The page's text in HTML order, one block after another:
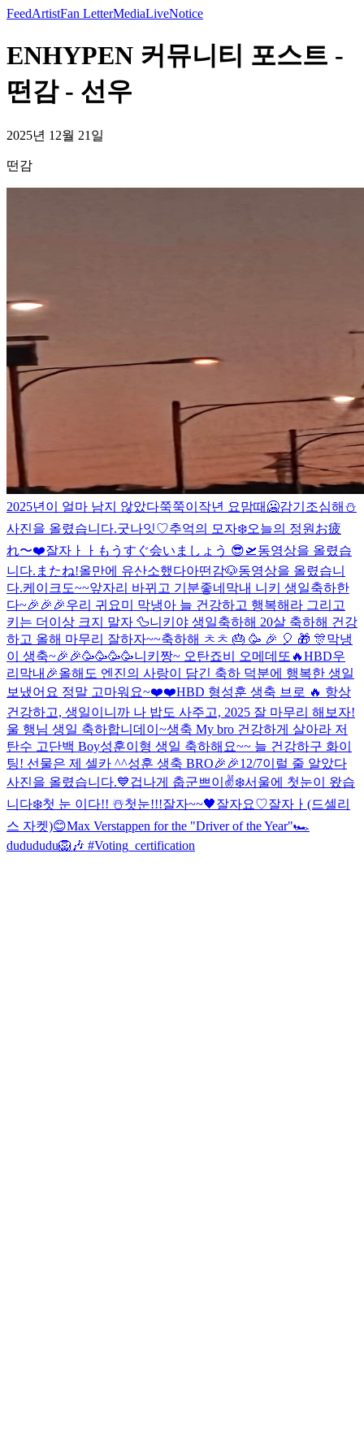
FeedArtistFan LetterMediaLiveNotice
ENHYPEN 커뮤니티 포스트 -
떤감 - 선우
2025년 12월 21일
떤감
2025년이 얼마 남지 않았다쭉쭉이 작년 요맘때 🥶감기조심해⛄️
사진을 올렸습니다.굿나잇♡추억의 모자❄️오늘의 정원 お疲
れ〜❤️잘자ㅏㅏ もうすぐ会いましょう 😎🛫동영상을 올렸습
니다. またね!올만에 유산소했다아떤감🐶동영상을 올렸습니
다.케이크도~~앞자리 바뀌고 기분좋네 막내 니키 생일축하한
다~🎉🎉🎉우리 귀요미 막냉아 늘 건강하고 행복해라 그리고
키는 더이상 크지 말자 🦆니키야 생일축하해 20살 축하해 건강
하고 올해 마무리 잘하자~~축하해 ㅊㅊ 🎂 🥳 🎉 🎈 🎁 🎊막냉
이 생축~🎉🎉🥳🥳🥳🥳니키짱~ 오탄죠비 오메데또🔥HBD우
리막내🎉올해도 엔진의 사랑이 담긴 축하 덕분에 행복한 생일
보냈어요 정말 고마워요~❤️❤️HBD 형성훈 생축 브로 🔥 항상
건강하고, 생일이니까 나 밥도 사주고, 2025 잘 마무리 해보자!
울 행님 생일 축하합니데이~생축 My bro 건강하게 살아라 저
탄수 고단백 Boy성훈이형 생일 축하해요~~ 늘 건강하구 화이
팅! 선물은 제 셀카 ^^성훈 생축 BRO🎉🎉12/7이럴 줄 알았다
사진을 올렸습니다.💙겁나게 춥군쁘이✌️❄️서울에 첫눈이 왔습
니다❄️첫 눈 이다!! ☃️첫눈!!!잘자~~🖤잘자요♡잘자ㅏ(드셀리
스 자켓)😊Max Verstappen for the "Driver of the Year"🏎
dudududu🦁🎶 #Voting_certification